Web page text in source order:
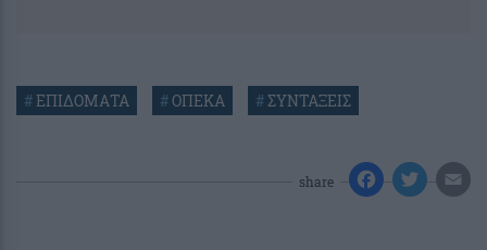
#ΕΠΙΔΟΜΑΤΑ #ΟΠΕΚΑ #ΣΥΝΤΑΞΕΙΣ
share